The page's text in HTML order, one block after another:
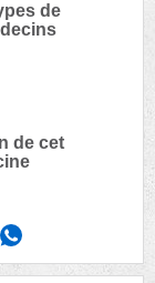
de
de cet